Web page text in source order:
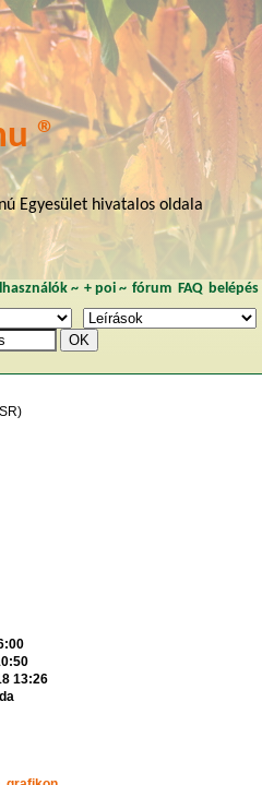
®
Egyesület hivatalos oldala
~ + poi~ fórum FAQ belépés
13:26